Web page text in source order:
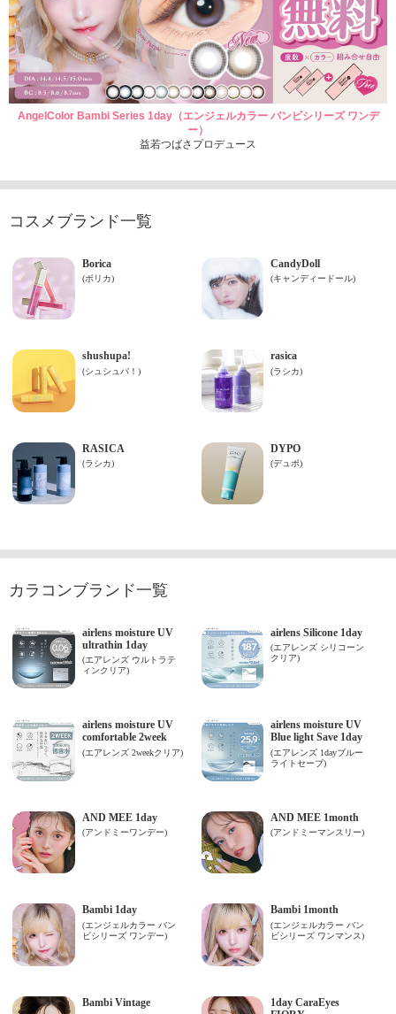
AngelColor Bambi Series 1day（エンジェルカラー バンビシリーズ ワンデ
ー）
益若つばさプロデュース
コスメブランド一覧
カラコンブランド一覧